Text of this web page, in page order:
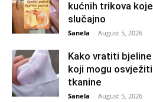
kućnih trikova
slučajno
Sanela - August 5, 2026
Kako vratiti
koji mogu
tkanine
Sanela - August 5, 2026